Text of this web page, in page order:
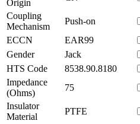
Origin
Coupling
Mechanism
Push-on
ECCN
EAR99
Gender
Jack
HTS Code
8538.90.8180
Impedance
(Ohms)
75
Insulator
Material
PTFE